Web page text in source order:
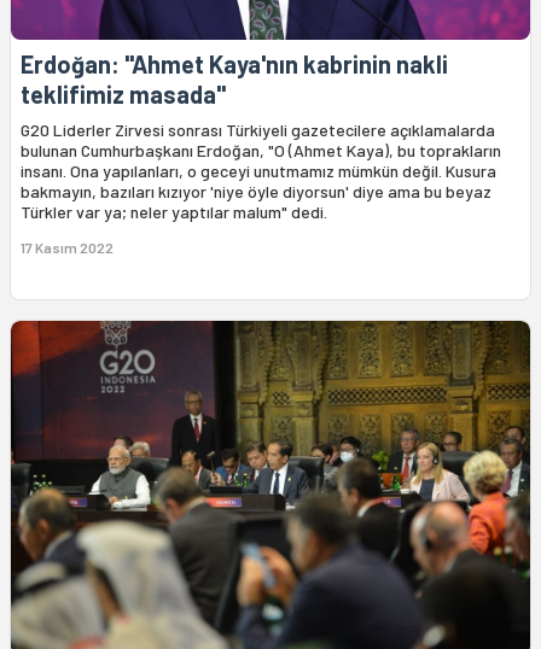
Erdoğan: "Ahmet Kaya'nın kabrinin nakli
teklifimiz masada"
G20 Liderler Zirvesi sonrası Türkiyeli gazetecilere açıklamalarda
bulunan Cumhurbaşkanı Erdoğan, "O (Ahmet Kaya), bu toprakların
insanı. Ona yapılanları, o geceyi unutmamız mümkün değil. Kusura
bakmayın, bazıları kızıyor 'niye öyle diyorsun' diye ama bu beyaz
Türkler var ya; neler yaptılar malum" dedi.
17 Kasım 2022